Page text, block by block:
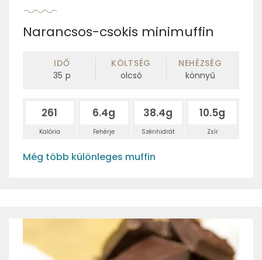
Narancsos-csokis minimuffin
IDŐ
35 p
KÖLTSÉG
olcsó
NEHÉZSÉG
könnyű
261
Kalória
6.4g
Fehérje
38.4g
Szénhidrát
10.5g
Zsír
Még több különleges muffin